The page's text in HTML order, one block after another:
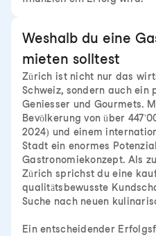
Weshalb du eine
mieten solltest
Zürich ist nicht nur das
Schweiz, sondern auch ein
Geniesser und Gourmets.
Bevölkerung von über
2024) und einem
Stadt ein enormes
Gastronomiekonzept. Als
Zürich sprichst du eine
qualitätsbewusste
Suche nach neuen
Ein entscheidender